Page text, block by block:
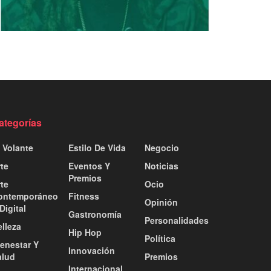
Volante
Y
Estilo De Vida
Eventos Y
Premios
Fitness
Gastronomía
Hip Hop
Innovación
Internacional
Negocio
Noticias
Ocio
Opinión
Personalidades
Política
Premios